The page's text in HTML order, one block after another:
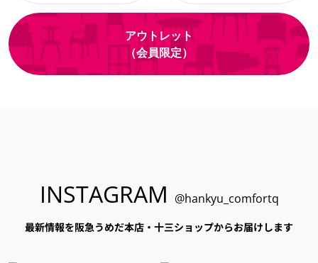
アウトレット
（会員限定）
INSTAGRAM @hankyu_comfortq
最新情報を阪急うめだ本店・十三ショップからお届けします